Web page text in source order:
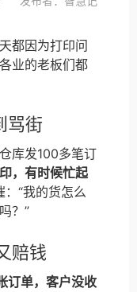
都因为打印问
业的老板们都
骂街
库发100多笔订
，有时候忙起
“我的货怎么
？”
赔钱
订单，客户没收